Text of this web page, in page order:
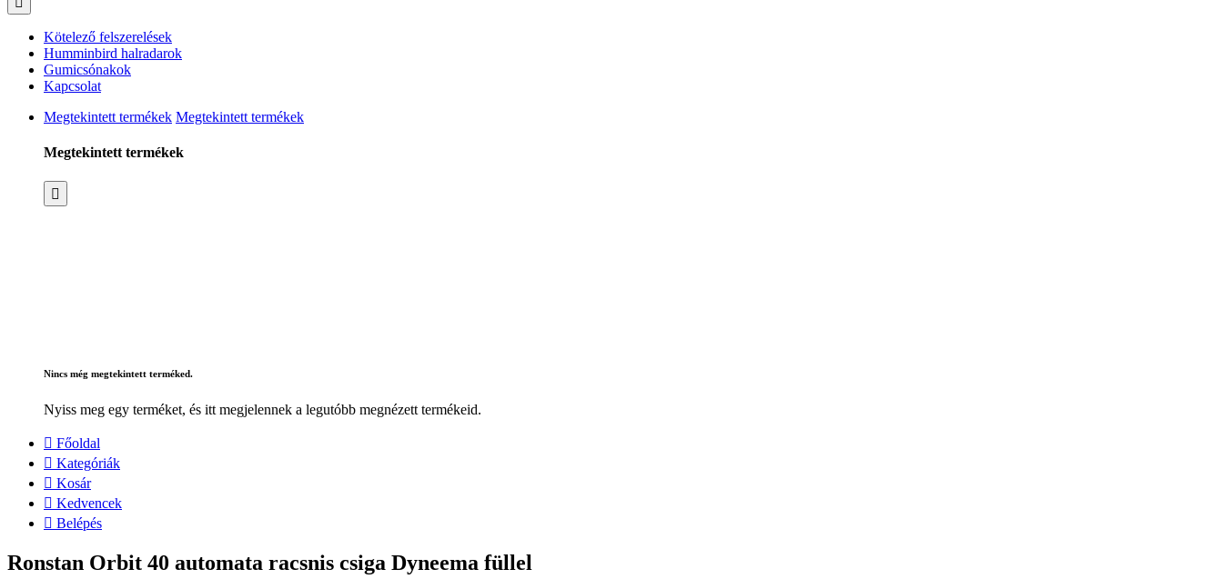
Kötelező felszerelések
Humminbird halradarok
Gumicsónakok
Kapcsolat
Megtekintett termékek Megtekintett termékek
Megtekintett termékek
Nincs még megtekintett terméked.
Nyiss meg egy terméket, és itt megjelennek a legutóbb megnézett termékeid.
Főoldal
Kategóriák
Kosár
Kedvencek
Belépés
Ronstan Orbit 40 automata racsnis csiga Dyneema füllel